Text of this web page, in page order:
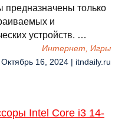
предназначены только
и
устройств. …
Интернет, Игры
16, 2024 | itndaily.ru
Intel Core i3 14-